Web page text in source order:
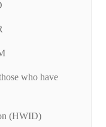
who have
(HWID)